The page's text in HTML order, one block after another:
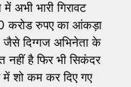
अभी भारी गिरावट
करोड रुपए का आंकड़ा
जैसे दिग्गज अभिनेता के
नहीं है फिर भी सिकंदर
शो कम कर दिए गए